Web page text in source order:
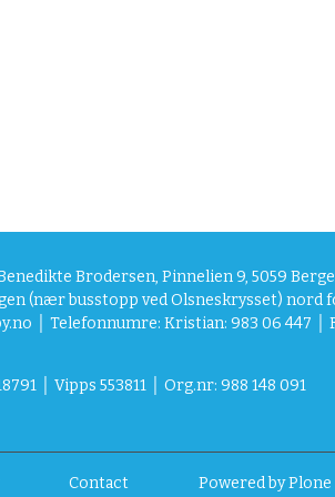
Brodersen, Pinnelien 9, 5059
(nær busstopp ved Olsneskrysset) nord
│ Telefonnumre: Kristian: 983 06 447 │
│ Vipps 553811│ Org.nr: 988 148 091
Contact Powered by